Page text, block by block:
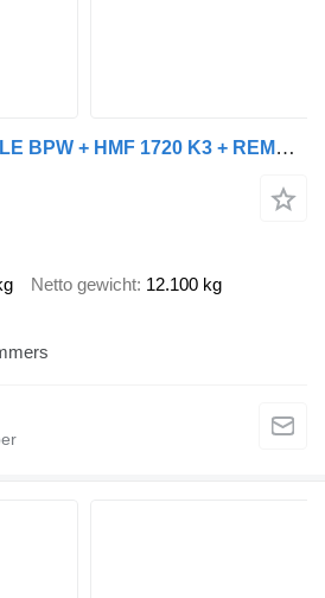
Pacton TGD343 3 AXLE BPW + HMF 1720 K3 + REMOTE CONTROL
Netto gewicht 12.100 kg